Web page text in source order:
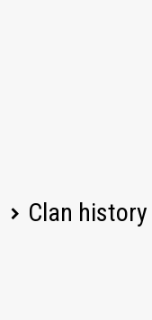
Clan history